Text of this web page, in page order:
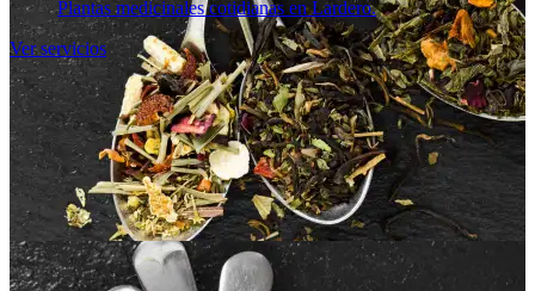
Plantas medicinales cotidianas en Lardero.
Ver servicios